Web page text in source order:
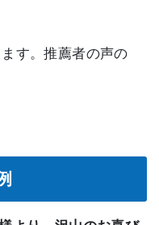
す。推薦者の声の